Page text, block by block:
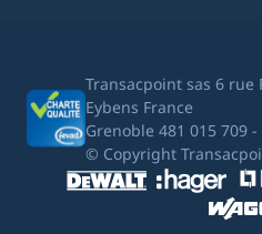
Transacpoint sas 6 rue
Eybens France
Grenoble 481 015 709 -
© Copyright